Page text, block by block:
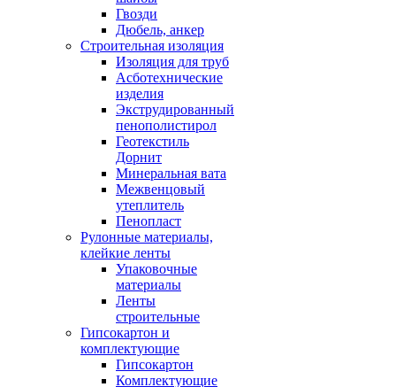
Гвозди
Дюбель, анкер
Строительная изоляция
Изоляция для труб
Асботехнические
изделия
Экструдированный
пенополистирол
Геотекстиль
Дорнит
Минеральная вата
Межвенцовый
утеплитель
Пенопласт
Рулонные материалы,
клейкие ленты
Упаковочные
материалы
Ленты
строительные
Гипсокартон и
комплектующие
Гипсокартон
Комплектующие